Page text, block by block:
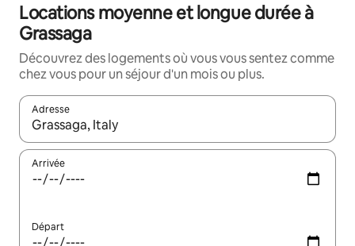
Locations moyenne et longue durée à
Grassaga
Découvrez des logements où vous vous sentez comme
chez vous pour un séjour d'un mois ou plus.
Adresse
Lorsque les résultats s'affichent, utilisez les flèches vers le
Arrivée
Départ